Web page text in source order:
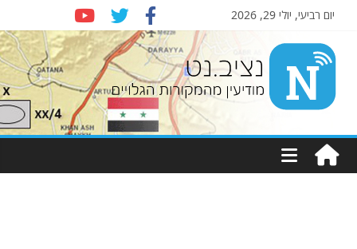
יום רביעי, יולי 29, 2026
Nziv.net
מודיעין
מהמקורות